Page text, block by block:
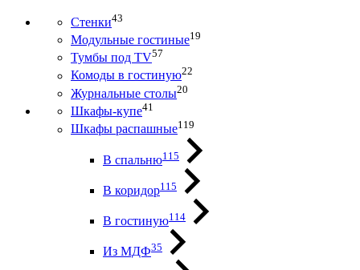
Стенки43
Модульные гостиные19
Тумбы под ТV57
Комоды в гостиную22
Журнальные столы20
Шкафы-купе41
Шкафы распашные119
В спальню115
В коридор115
В гостиную114
Из МДФ35